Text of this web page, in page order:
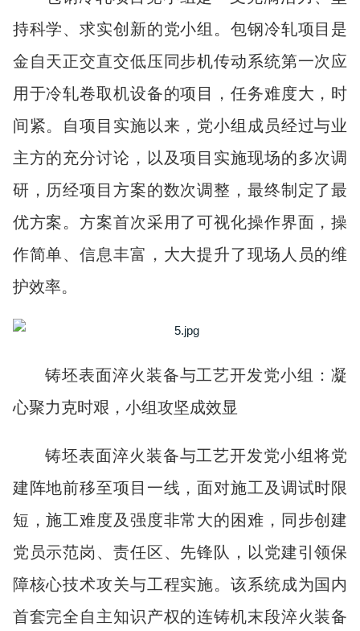
持科学、求实创新的党小组。包钢冷轧项目是
金自天正交直交低压同步机传动系统第一次应
用于冷轧卷取机设备的项目，任务难度大，时
间紧。自项目实施以来，党小组成员经过与业
主方的充分讨论，以及项目实施现场的多次调
研，历经项目方案的数次调整，最终制定了最
优方案。方案首次采用了可视化操作界面，操
作简单、信息丰富，大大提升了现场人员的维
护效率。
铸坯表面淬火装备与工艺开发党小组：凝
心聚力克时艰，小组攻坚成效显
铸坯表面淬火装备与工艺开发党小组将党
建阵地前移至项目一线，面对施工及调试时限
短，施工难度及强度非常大的困难，同步创建
党员示范岗、责任区、先锋队，以党建引领保
障核心技术攻关与工程实施。该系统成为国内
首套完全自主知识产权的连铸机末段淬火装备